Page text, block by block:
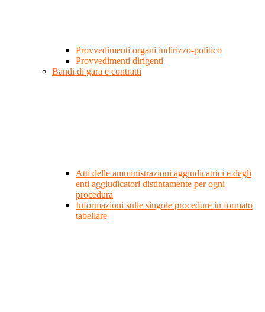
Provvedimenti organi indirizzo-politico
Provvedimenti dirigenti
Bandi di gara e contratti
Atti delle amministrazioni aggiudicatrici e degli
enti aggiudicatori distintamente per ogni
procedura
Informazioni sulle singole procedure in formato
tabellare